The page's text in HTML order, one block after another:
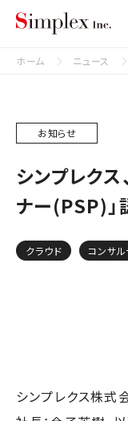
ホーム ニュース
お知らせ
シンプレク
ナー(PSP)
クラウド コンサ
シンプレクス株式